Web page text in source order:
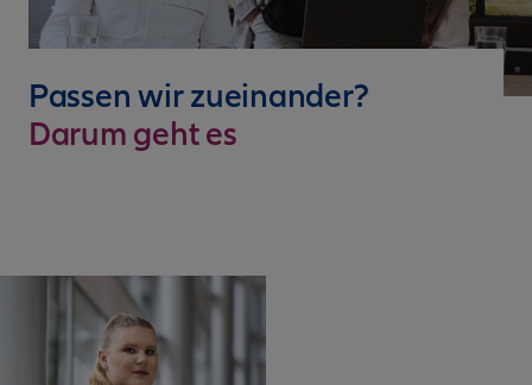
Passen wir zueinander?
Darum geht es